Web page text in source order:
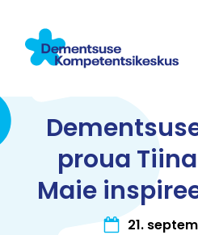
proua
Maie
21.